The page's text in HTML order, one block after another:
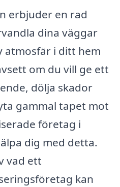
erbjuder en rad
dina väggar
atmosfär i ditt hem
om du vill ge ett
dölja skador
gammal tapet mot
företag i
dig med detta.
vad ett
kan